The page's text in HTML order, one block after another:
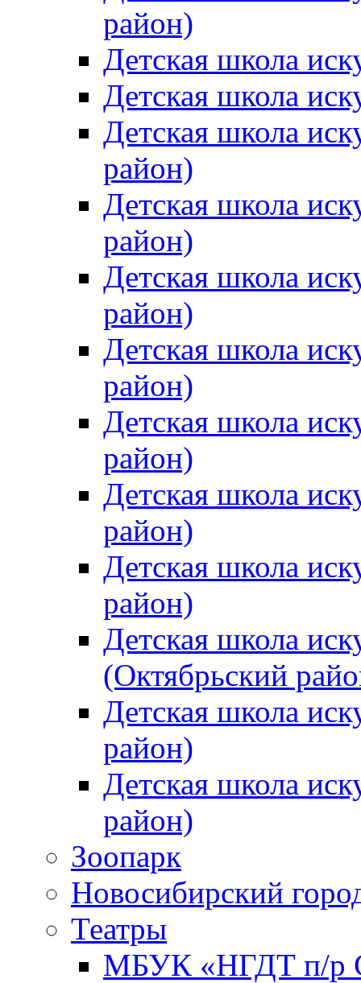
район)
Детская школа
Детская школа
Детская школа
район)
Детская школа
район)
Детская школа
район)
Детская школа
район)
Детская школа
район)
Детская школа
район)
Детская школа
район)
Детская школа
(Октябрьский
Детская школа
район)
Детская школа
район)
Зоопарк
Новосибирский
Театры
МБУК «НГДТ п/р